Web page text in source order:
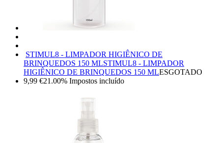
STIMUL8 - LIMPADOR HIGIÊNICO DE
BRINQUEDOS 150 MLSTIMUL8 - LIMPADOR
HIGIÊNICO DE BRINQUEDOS 150 MLESGOTADO
9,99 €21.00% Impostos incluído